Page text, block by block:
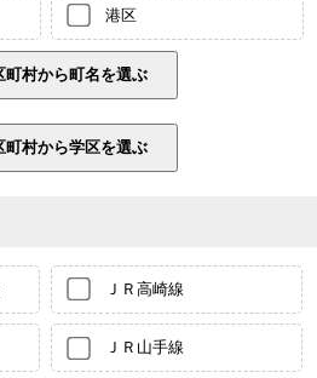
港区
ＪＲ高崎線
ＪＲ山手線